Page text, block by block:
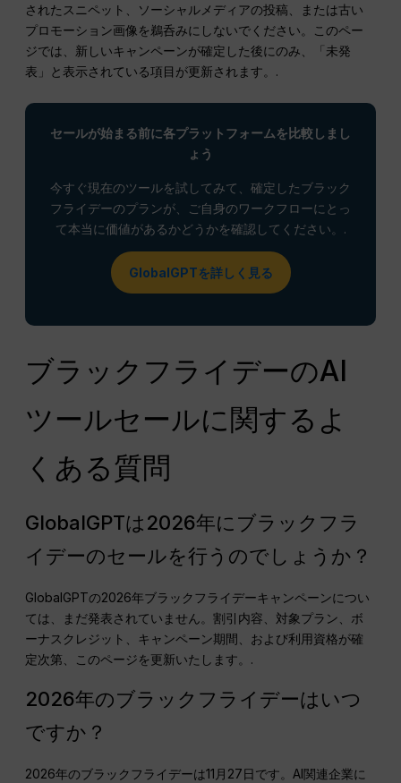
されたスニペット、ソーシャルメディアの投稿、または古い
プロモーション画像を鵜呑みにしないでください。このペー
ジでは、新しいキャンペーンが確定した後にのみ、「未発
表」と表示されている項目が更新されます。.
セールが始まる前に各プラットフォームを比較しまし
ょう
今すぐ現在のツールを試してみて、確定したブラック
フライデーのプランが、ご自身のワークフローにとっ
て本当に価値があるかどうかを確認してください。.
GlobalGPTを詳しく見る
ブラックフライデーのAI
ツールセールに関するよ
くある質問
GlobalGPTは2026年にブラックフラ
イデーのセールを行うのでしょうか？
GlobalGPTの2026年ブラックフライデーキャンペーンについ
ては、まだ発表されていません。割引内容、対象プラン、ボ
ーナスクレジット、キャンペーン期間、および利用資格が確
定次第、このページを更新いたします。.
2026年のブラックフライデーはいつ
ですか？
2026年のブラックフライデーは11月27日です。AI関連企業に